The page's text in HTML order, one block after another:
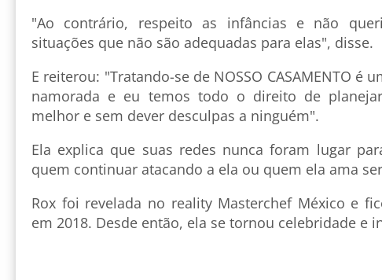
"Ao contrário, respeito as infâncias e não
situações que não são adequadas para elas", disse.
E reiterou: "Tratando-se de NOSSO CASAMENTO é
namorada e eu temos todo o direito de
melhor e sem dever desculpas a ninguém".
Ela explica que suas redes nunca foram lugar
quem continuar atacando a ela ou quem ela ama
Rox foi revelada no reality Masterchef México e
em 2018. Desde então, ela se tornou celebridade e